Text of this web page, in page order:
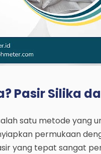
Pasir Silika
satu metode yang
permukaan
yang tepat sangat